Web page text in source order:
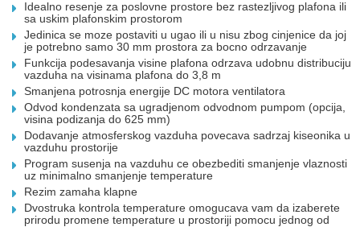
Idealno resenje za poslovne prostore bez rastezljivog plafona ili
sa uskim plafonskim prostorom
Jedinica se moze postaviti u ugao ili u nisu zbog cinjenice da joj
je potrebno samo 30 mm prostora za bocno odrzavanje
Funkcija podesavanja visine plafona odrzava udobnu distribuciju
vazduha na visinama plafona do 3,8 m
Smanjena potrosnja energije DC motora ventilatora
Odvod kondenzata sa ugradjenom odvodnom pumpom (opcija,
visina podizanja do 625 mm)
Dodavanje atmosferskog vazduha povecava sadrzaj kiseonika u
vazduhu prostorije
Program susenja na vazduhu ce obezbediti smanjenje vlaznosti
uz minimalno smanjenje temperature
Rezim zamaha klapne
Dvostruka kontrola temperature omogucava vam da izaberete
prirodu promene temperature u prostoriji pomocu jednog od